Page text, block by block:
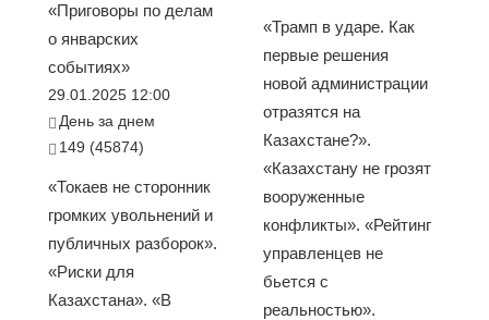
«Приговоры по делам
о январских
событиях»
29.01.2025 12:00
День за днем
149 (45874)
«Токаев не сторонник
громких увольнений и
публичных разборок».
«Риски для
Казахстана». «В
«Трамп в ударе. Как
первые решения
новой администрации
отразятся на
Казахстане?».
«Казахстану не грозят
вооруженные
конфликты». «Рейтинг
управленцев не
бьется с
реальностью».